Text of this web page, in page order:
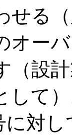
せる
オー
（設
して
に対